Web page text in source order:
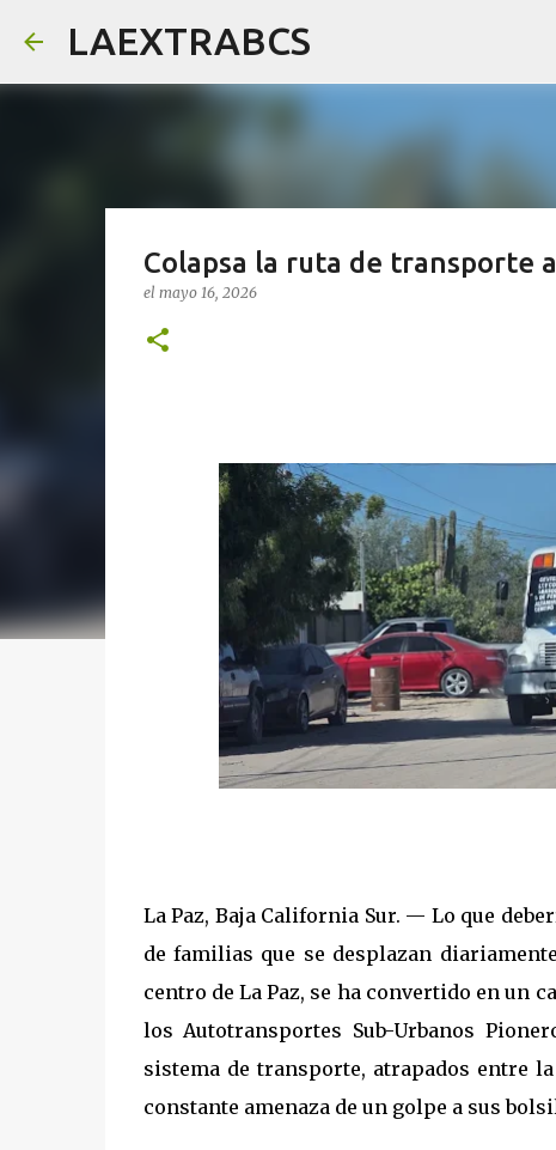
LAEXTRABCS
Colapsa la ruta de transporte
el mayo 16, 2026
La Paz, Baja California Sur. — Lo que
de familias que se desplazan
centro de La Paz, se ha convertido en un
los Autotransportes Sub-Urbanos
sistema de transporte, atrapados entre
constante amenaza de un golpe a sus